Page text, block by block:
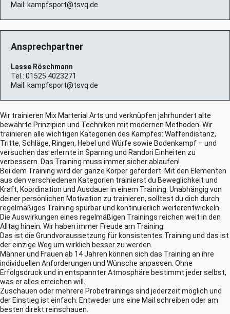
Mail: kampfsport@tsvq.de
Ansprechpartner
Lasse Röschmann
Tel.: 01525 4023271
Mail: kampfsport@tsvq.de
Wir trainieren Mix Marterial Arts und verknüpfen jahrhundert alte
bewährte Prinzipien und Techniken mit modernen Methoden. Wir
trainieren alle wichtigen Kategorien des Kampfes: Waffendistanz,
Tritte, Schläge, Ringen, Hebel und Würfe sowie Bodenkampf – und
versuchen das erlernte in Sparring und Randori Einheiten zu
verbessern. Das Training muss immer sicher ablaufen!
Bei dem Training wird der ganze Körper gefordert. Mit den Elementen
aus den verschiedenen Kategorien trainierst du Beweglichkeit und
Kraft, Koordination und Ausdauer in einem Training. Unabhängig von
deiner persönlichen Motivation zu trainieren, solltest du dich durch
regelmäßiges Training spürbar und kontinuierlich weiterentwickeln.
Die Auswirkungen eines regelmäßigen Trainings reichen weit in den
Alltag hinein. Wir haben immer Freude am Training.
Das ist die Grundvoraussetzung für konsistentes Training und das ist
der einzige Weg um wirklich besser zu werden.
Männer und Frauen ab 14 Jahren können sich das Training an ihre
individuellen Anforderungen und Wünsche anpassen. Ohne
Erfolgsdruck und in entspannter Atmosphäre bestimmt jeder selbst,
was er alles erreichen will.
Zuschauen oder mehrere Probetrainings sind jederzeit möglich und
der Einstieg ist einfach. Entweder uns eine Mail schreiben oder am
besten direkt reinschauen.